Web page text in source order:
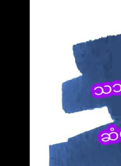
သေချာနှိပ်ပြီး ဆံသာ
ဆီ၊ အုန်းဆီတို့ကို ဆတူရ
ပိုမိုကူညီပေးနိုင်ပါတ